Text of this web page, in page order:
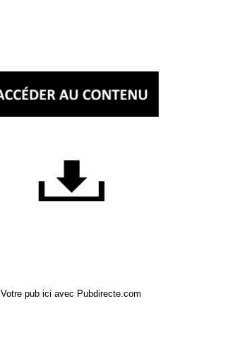
Votre pub ici avec Pubdirecte.com